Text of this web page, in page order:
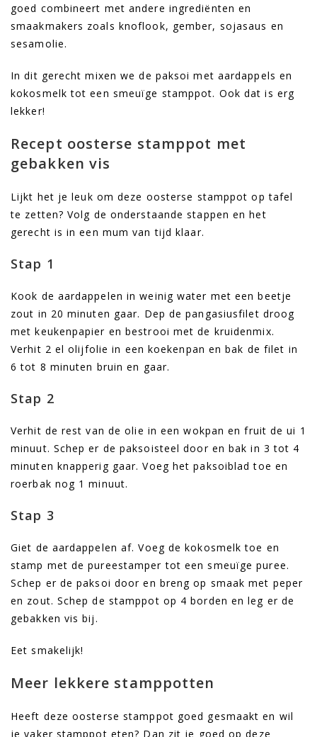
goed combineert met andere ingrediënten en
smaakmakers zoals knoflook, gember, sojasaus en
sesamolie.
In dit gerecht mixen we de paksoi met aardappels en
kokosmelk tot een smeuïge stamppot. Ook dat is erg
lekker!
Recept oosterse stamppot met
gebakken vis
Lijkt het je leuk om deze oosterse stamppot op tafel
te zetten? Volg de onderstaande stappen en het
gerecht is in een mum van tijd klaar.
Stap 1
Kook de aardappelen in weinig water met een beetje
zout in 20 minuten gaar. Dep de pangasiusfilet droog
met keukenpapier en bestrooi met de kruidenmix.
Verhit 2 el olijfolie in een koekenpan en bak de filet in
6 tot 8 minuten bruin en gaar.
Stap 2
Verhit de rest van de olie in een wokpan en fruit de ui 1
minuut. Schep er de paksoisteel door en bak in 3 tot 4
minuten knapperig gaar. Voeg het paksoiblad toe en
roerbak nog 1 minuut.
Stap 3
Giet de aardappelen af. Voeg de kokosmelk toe en
stamp met de pureestamper tot een smeuïge puree.
Schep er de paksoi door en breng op smaak met peper
en zout. Schep de stamppot op 4 borden en leg er de
gebakken vis bij.
Eet smakelijk!
Meer lekkere stamppotten
Heeft deze oosterse stamppot goed gesmaakt en wil
je vaker stamppot eten? Dan zit je goed op deze